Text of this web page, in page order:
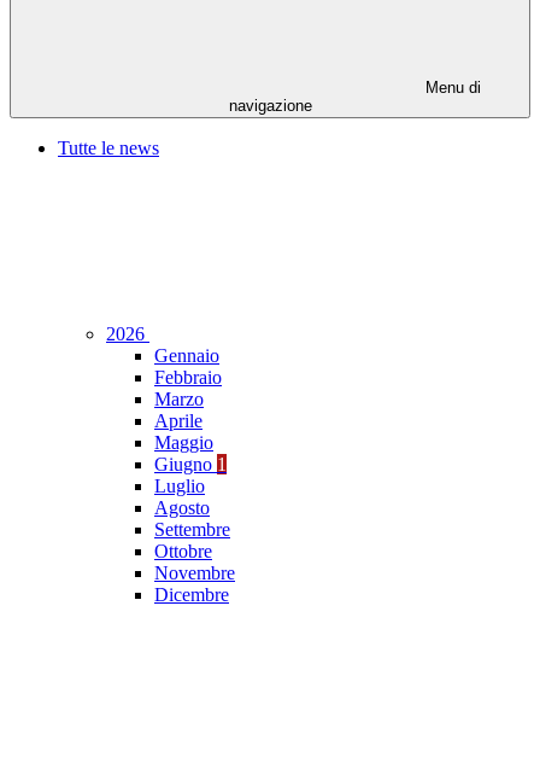
Menu di
navigazione
Tutte le news
2026
Gennaio
Febbraio
Marzo
Aprile
Maggio
Giugno 1
Luglio
Agosto
Settembre
Ottobre
Novembre
Dicembre